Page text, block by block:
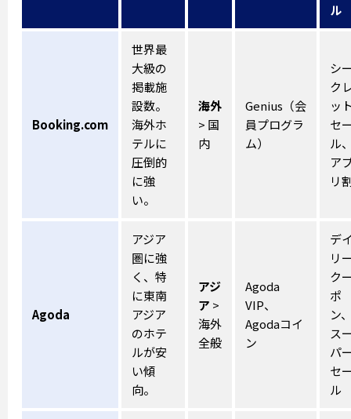
ル
Booking.com
世界最
大級の
掲載施
設数。
海外ホ
テルに
圧倒的
に強
い。
海外
> 国
内
Genius（会
員プログラ
ム）
シ
ク
ッ
セ
ル
ア
リ
Agoda
アジア
圏に強
く、特
に東南
アジア
のホテ
ルが安
い傾
向。
アジ
ア >
海外
全般
Agoda
VIP、
Agodaコイ
ン
デ
リ
ク
ポ
ン
ス
パ
セ
ル